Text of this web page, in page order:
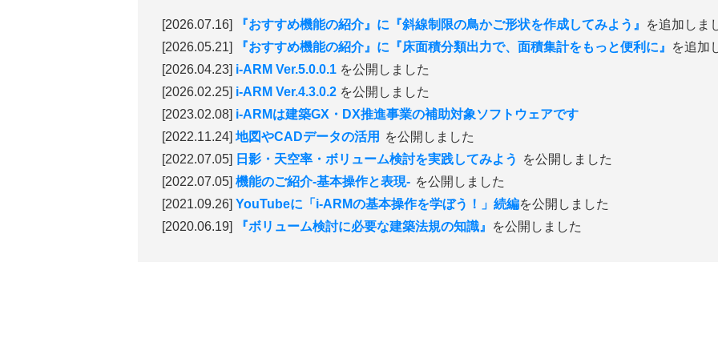
[2026.07.16] 『おすすめ機能の紹介』に『斜線制限の鳥かご形状を作成してみよう』
を追加しま
[2026.05.21]
『おすすめ機能の紹介』に『床面積分類出力で、面積集計をもっと便利に』
を追加
[2026.04.23] i-ARM Ver.5.0.0.1 を公開しました
[2026.02.25] i-ARM Ver.4.3.0.2 を公開しました
[2023.02.08] i-ARMは建築GX・DX推進事業の補助対象ソフトウェアです
[2022.11.24] 地図やCADデータの活用
を公開しました
[2022.07.05] 日影・天空率・ボリューム検討を実践してみよう
を公開しました
[2022.07.05] 機能のご紹介-基本操作と表現- を公開しました
[2021.09.26] YouTubeに「i-ARMの基本操作を学ぼう！」続編を公開しました
[2020.06.19]
『ボリューム検討に必要な建築法規の知識』 を公開しました